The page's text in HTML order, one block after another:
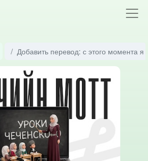
Добавить перевод: с этого момента я